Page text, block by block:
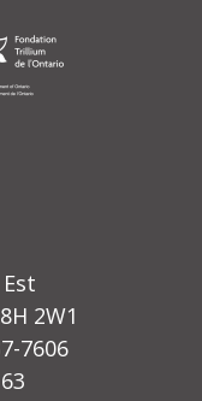
2W1
7606